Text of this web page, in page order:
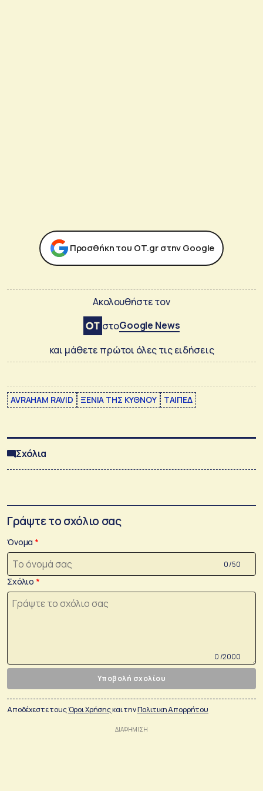
Προσθήκη του ΟΤ.gr στην Google
Ακολουθήστε τον
στοGoogle News
και μάθετε πρώτοι όλες τις ειδήσεις
AVRAHAM RAVID ΞΕΝΙΑ ΤΗΣ ΚΥΘΝΟΥ ΤΑΙΠΕΔ
Σχόλια
Γράψτε το σχόλιο σας
Όνομα
0 /50
Σχόλιο
0 /2000
Υποβολή σχολίου
Αποδέχεστε τουςΌροι Χρήσηςκαι τηνΠολιτικη Απορρήτου